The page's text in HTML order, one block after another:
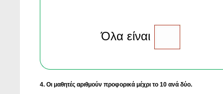
Όλα είναι
4. Oι μαθητές αριθμούν προφορικά μέχρι το 10 ανά δύο.